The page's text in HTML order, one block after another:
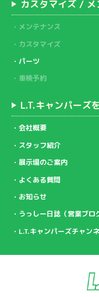
カスタマイズ / メ
メンテナンス
カスタマイズ
パーツ
車検予約
L.T.キャンパーズ
会社概要
スタッフ紹介
展示場のご案内
よくある質問
お知らせ
うっしー日誌（営業ブロ
L.T.キャンパーズチャン